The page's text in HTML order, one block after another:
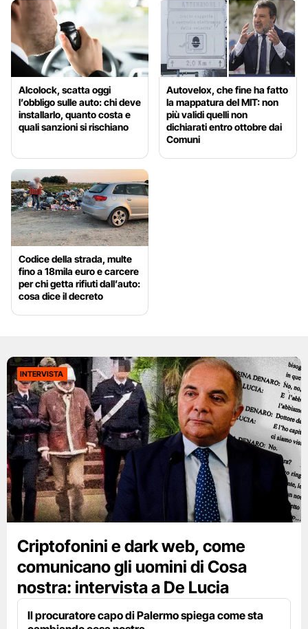
Alcolock, scatta oggi
l’obbligo sulle auto: chi deve
installarlo, quanto costa e
quali sanzioni si rischiano
Autovelox, che fine ha fatto
la mappatura del MIT: non
più validi quelli non
dichiarati entro ottobre dai
Comuni
Codice della strada, multe
fino a 18mila euro e carcere
per chi getta rifiuti dall’auto:
cosa dice il decreto
INTERVISTA
Criptofonini e dark web, come
comunicano gli uomini di Cosa
nostra: intervista a De Lucia
Il procuratore capo di Palermo spiega come sta